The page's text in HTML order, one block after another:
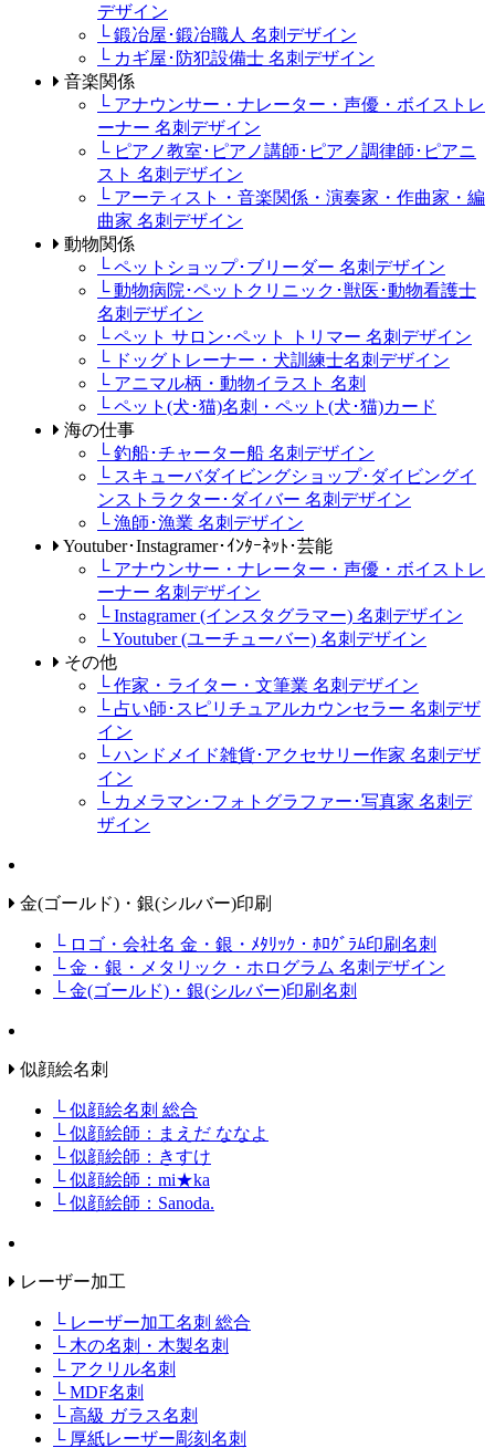
デザイン
└ 鍛冶屋･鍛冶職人 名刺デザイン
└ カギ屋･防犯設備士 名刺デザイン
音楽関係
└ アナウンサー・ナレーター・声優・ボイストレ
ーナー 名刺デザイン
└ ピアノ教室･ピアノ講師･ピアノ調律師･ピアニ
スト 名刺デザイン
└ アーティスト・音楽関係・演奏家・作曲家・編
曲家 名刺デザイン
動物関係
└ ペットショップ･ブリーダー 名刺デザイン
└ 動物病院･ペットクリニック･獣医･動物看護士
名刺デザイン
└ ペット サロン･ペット トリマー 名刺デザイン
└ ドッグトレーナー・犬訓練士名刺デザイン
└ アニマル柄・動物イラスト 名刺
└ ペット(犬･猫)名刺・ペット(犬･猫)カード
海の仕事
└ 釣船･チャーター船 名刺デザイン
└ スキューバダイビングショップ･ダイビングイ
ンストラクター･ダイバー 名刺デザイン
└ 漁師･漁業 名刺デザイン
Youtuber･Instagramer･ｲﾝﾀｰﾈｯﾄ･芸能
└ アナウンサー・ナレーター・声優・ボイストレ
ーナー 名刺デザイン
└ Instagramer (インスタグラマー) 名刺デザイン
└ Youtuber (ユーチューバー) 名刺デザイン
その他
└ 作家・ライター・文筆業 名刺デザイン
└ 占い師･スピリチュアルカウンセラー 名刺デザ
イン
└ ハンドメイド雑貨･アクセサリー作家 名刺デザ
イン
└ カメラマン･フォトグラファー･写真家 名刺デ
ザイン
金(ゴールド)・銀(シルバー)印刷
└ ロゴ・会社名 金・銀・ﾒﾀﾘｯｸ・ﾎﾛｸﾞﾗﾑ印刷名刺
└ 金・銀・メタリック・ホログラム 名刺デザイン
└ 金(ゴールド)・銀(シルバー)印刷名刺
似顔絵名刺
└ 似顔絵名刺 総合
└ 似顔絵師：まえだ ななよ
└ 似顔絵師：きすけ
└ 似顔絵師：mi★ka
└ 似顔絵師：Sanoda.
レーザー加工
└ レーザー加工名刺 総合
└ 木の名刺・木製名刺
└ アクリル名刺
└ MDF名刺
└ 高級 ガラス名刺
└ 厚紙レーザー彫刻名刺